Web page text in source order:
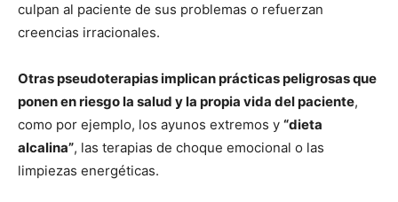
culpan al paciente de sus problemas o refuerzan
creencias irracionales.
Otras pseudoterapias implican prácticas peligrosas que
ponen en riesgo la salud y la propia vida del paciente,
como por ejemplo, los ayunos extremos y “dieta
alcalina”, las terapias de choque emocional o las
limpiezas energéticas.